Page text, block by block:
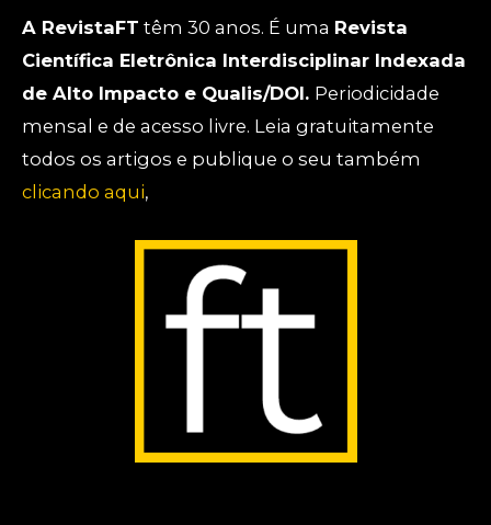
A RevistaFT têm 30 anos. É uma Revista
Científica Eletrônica Interdisciplinar Indexada
de Alto Impacto e Qualis/DOI. Periodicidade
mensal e de acesso livre. Leia gratuitamente
todos os artigos e publique o seu também
clicando aqui,